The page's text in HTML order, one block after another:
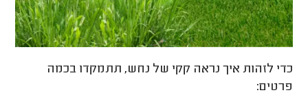
כדי לזהות איך נראה קקי של נחש, תתמקדו בכמה
פרטים: